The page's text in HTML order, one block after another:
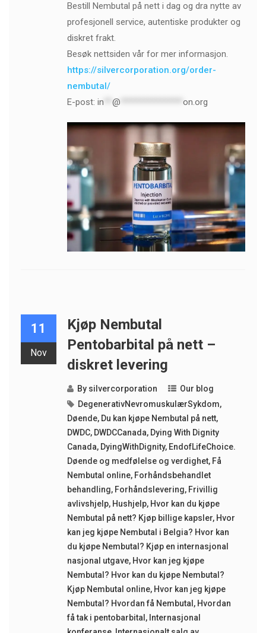
Bestill Nembutal på nett i dag og dra nytte av
profesjonell service, autentiske produkter og
diskret frakt.
Besøk nettsiden vår for mer informasjon.
https://silvercorporation.org/order-
nembutal/
E-post: in @ on.org
11
Nov
Kjøp Nembutal
Pentobarbital på nett –
diskret levering
By silvercorporation
Our blog
DegenerativNevromuskulærSykdom,
Døende, Du kan kjøpe Nembutal på nett,
DWDC, DWDCCanada, Dying With Dignity
Canada, DyingWithDignity, EndofLifeChoice.
Døende og medfølelse og verdighet, Få
Nembutal online, Forhåndsbehandlet
behandling, Forhåndslevering, Frivillig
avlivshjelp, Hushjelp, Hvor kan du kjøpe
Nembutal på nett? Kjøp billige kapsler, Hvor
kan jeg kjøpe Nembutal i Belgia? Hvor kan
du kjøpe Nembutal? Kjøp en internasjonal
nasjonal utgave, Hvor kan jeg kjøpe
Nembutal? Hvor kan du kjøpe Nembutal?
Kjøp Nembutal online, Hvor kan jeg kjøpe
Nembutal? Hvordan få Nembutal , Hvordan
få tak i pentobarbital , Internasjonal